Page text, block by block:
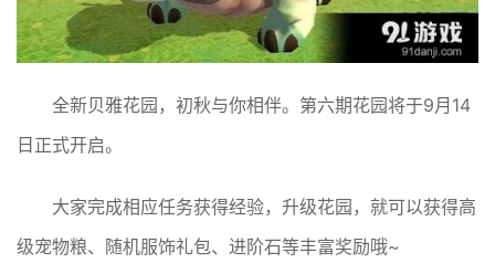
全新贝雅花园，初秋与你相伴。第六期花园将于9月14
日正式开启。
大家完成相应任务获得经验，升级花园，就可以获得高
级宠物粮、随机服饰礼包、进阶石等丰富奖励哦~